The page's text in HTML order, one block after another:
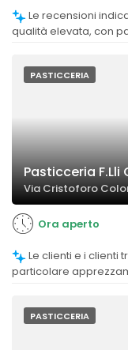
qualità elevata, con
PASTICCERIA
Pasticceria F.Lli
Via Cristoforo
Ora aperto
particolare
PASTICCERIA